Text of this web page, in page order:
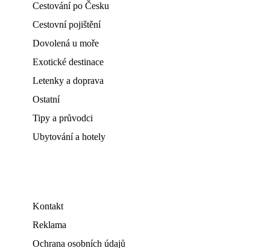
Cestování po Česku
Cestovní pojištění
Dovolená u moře
Exotické destinace
Letenky a doprava
Ostatní
Tipy a průvodci
Ubytování a hotely
Kontakt
Reklama
Ochrana osobních údajů